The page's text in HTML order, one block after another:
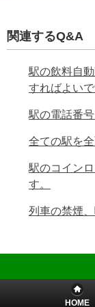
関連するQ&A
駅の飲料自
すればよいで
駅の電話番
全ての駅を
駅のコイン
す。
列車の禁煙
HOME